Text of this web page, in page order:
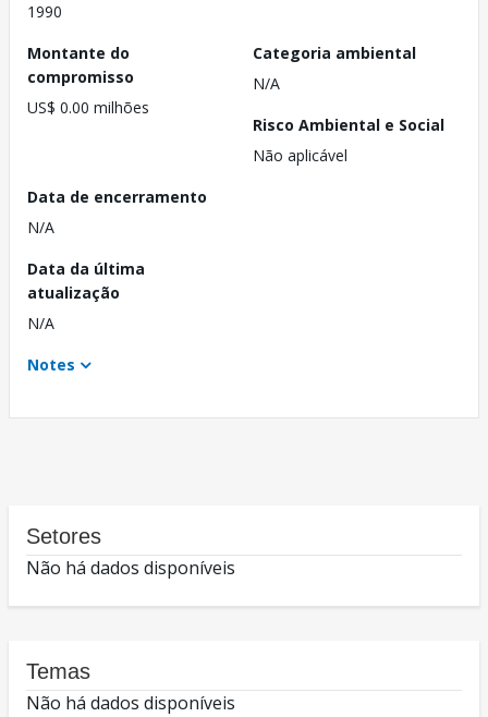
1990
Montante do
compromisso
US$ 0.00 milhões
Categoria ambiental
N/A
Risco Ambiental e Social
Não aplicável
Data de encerramento
N/A
Data da última
atualização
N/A
Notes
Setores
Não há dados disponíveis
Temas
Não há dados disponíveis